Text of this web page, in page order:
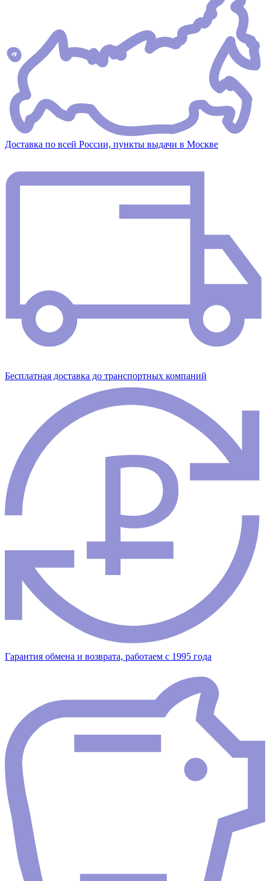
Доставка по всей России, пункты выдачи в Москве
Бесплатная доставка до транспортных компаний
Гарантия обмена и возврата, работаем с 1995 года